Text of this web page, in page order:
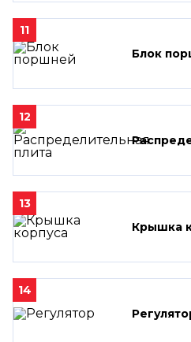
11
Блок
12
13
Крышка
14